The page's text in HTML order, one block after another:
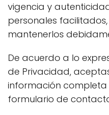
vigencia y
personales
mantenerlos
De acuerdo a lo
de Privacidad,
información
formulario de